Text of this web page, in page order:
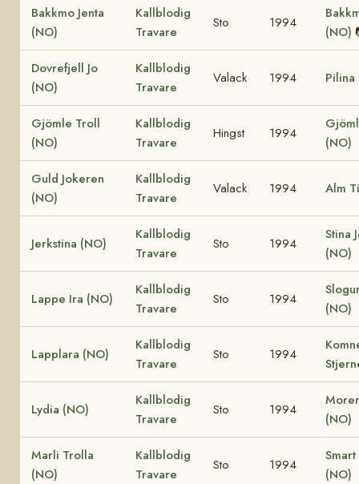
Bakkmo Jenta
(NO)
Kallblodig
Travare
Sto 1994
(NO)
Dovrefjell Jo
(NO)
Kallblodig
Travare
Valack 1994 Pilina
Gjömle Troll
(NO)
Kallblodig
Travare
Hingst 1994
(NO)
Guld Jokeren
(NO)
Kallblodig
Travare
Valack 1994 Alm
Jerkstina (NO)
Kallblodig
Travare
Sto 1994
Stina
(NO)
Lappe Ira (NO)
Kallblodig
Travare
Sto 1994
(NO)
Lapplara (NO)
Kallblodig
Travare
Sto 1994
Lydia (NO)
Kallblodig
Travare
Sto 1994
(NO)
Marli Trolla
(NO)
Kallblodig
Travare
Sto 1994
(NO)